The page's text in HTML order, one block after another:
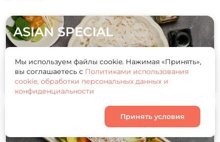
0
ASIAN SPECIAL
6 Блюд
Мы используем файлы cookie. Нажимая «Принять»,
вы соглашаетесь с Политиками использования
cookie, обработки персональных данных и
конфиденциальности
Принять условия